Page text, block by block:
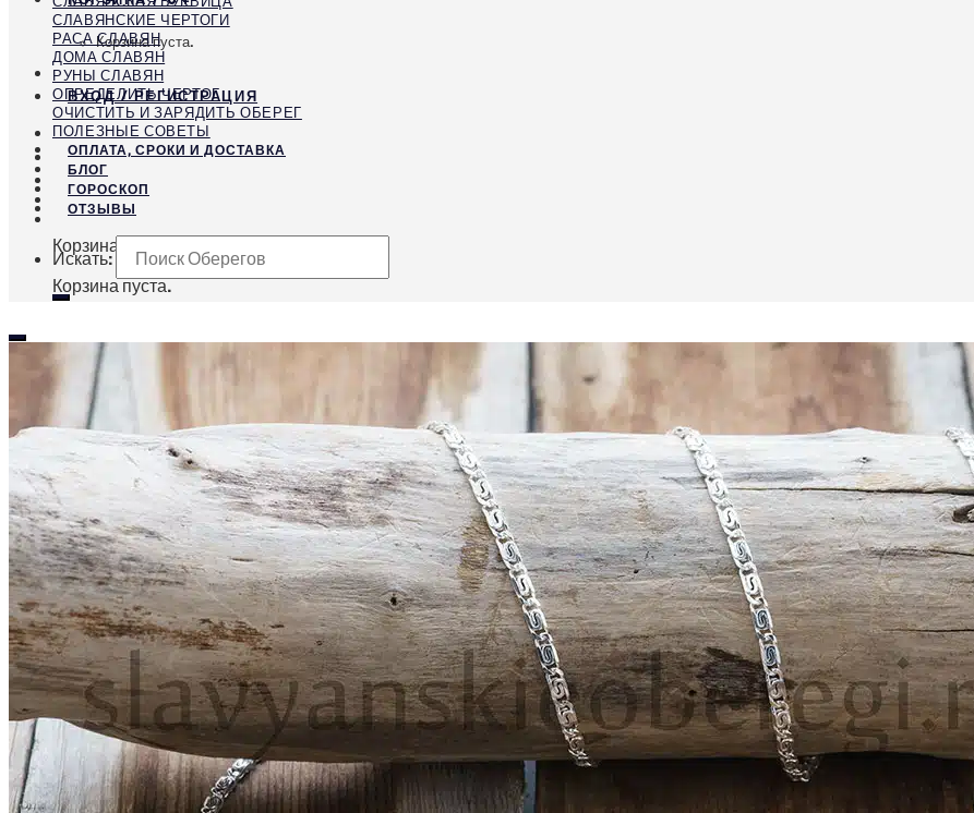
Корзина пуста.
ВХОД / РЕГИСТРАЦИЯ
Корзина
Корзина пуста.
СЛАВЯНСКИЕ ЧЕРТОГИ
РАСА СЛАВЯН
ДОМА СЛАВЯН
РУНЫ СЛАВЯН
ОПРЕДЕЛИТЬ ЧЕРТОГ
ОЧИСТИТЬ И ЗАРЯДИТЬ ОБЕРЕГ
ПОЛЕЗНЫЕ СОВЕТЫ
ОПЛАТА, СРОКИ И ДОСТАВКА
БЛОГ
ГОРОСКОП
ОТЗЫВЫ
Искать: